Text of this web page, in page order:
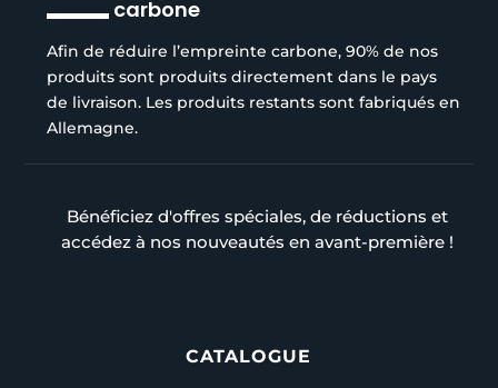
carbone
Afin de réduire l’empreinte carbone, 90% de nos
produits sont produits directement dans le pays
de livraison. Les produits restants sont fabriqués en
Allemagne.
Bénéficiez d'offres spéciales, de réductions et
accédez à nos nouveautés en avant-première !
CATALOGUE